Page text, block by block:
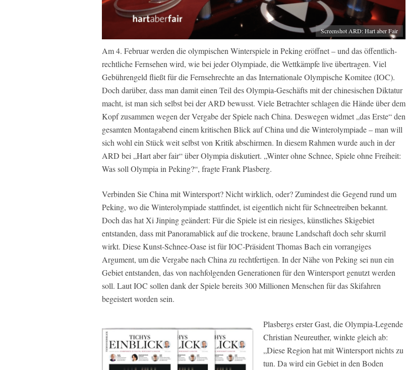
Screenshot ARD: Hart aber Fair
Am 4. Februar werden die olympischen Winterspiele in Peking eröffnet – und das öffentlich-
rechtliche Fernsehen wird, wie bei jeder Olympiade, die Wettkämpfe live übertragen. Viel
Gebührengeld fließt für die Fernsehrechte an das Internationale Olympische Komitee (IOC).
Doch darüber, dass man damit einen Teil des Olympia-Geschäfts mit der chinesischen Diktatur
macht, ist man sich selbst bei der ARD bewusst. Viele Betrachter schlagen die Hände über dem
Kopf zusammen wegen der Vergabe der Spiele nach China. Deswegen widmet „das Erste“ den
gesamten Montagabend einem kritischen Blick auf China und die Winterolympiade – man will
sich wohl ein Stück weit selbst von Kritik abschirmen. In diesem Rahmen wurde auch in der
ARD bei „Hart aber fair“ über Olympia diskutiert. „Winter ohne Schnee, Spiele ohne Freiheit:
Was soll Olympia in Peking?“, fragte Frank Plasberg.
Verbinden Sie China mit Wintersport? Nicht wirklich, oder? Zumindest die Gegend rund um
Peking, wo die Winterolympiade stattfindet, ist eigentlich nicht für Schneetreiben bekannt.
Doch das hat Xi Jinping geändert: Für die Spiele ist ein riesiges, künstliches Skigebiet
entstanden, dass mit Panoramablick auf die trockene, braune Landschaft doch sehr skurril
wirkt. Diese Kunst-Schnee-Oase ist für IOC-Präsident Thomas Bach ein vorrangiges
Argument, um die Vergabe nach China zu rechtfertigen. In der Nähe von Peking sei nun ein
Gebiet entstanden, das von nachfolgenden Generationen für den Wintersport genutzt werden
soll. Laut IOC sollen dank der Spiele bereits 300 Millionen Menschen für das Skifahren
begeistert worden sein.
Plasbergs erster Gast, die Olympia-Legende
Christian Neureuther, winkte gleich ab:
„Diese Region hat mit Wintersport nichts zu
tun. Da wird ein Gebiet in den Boden